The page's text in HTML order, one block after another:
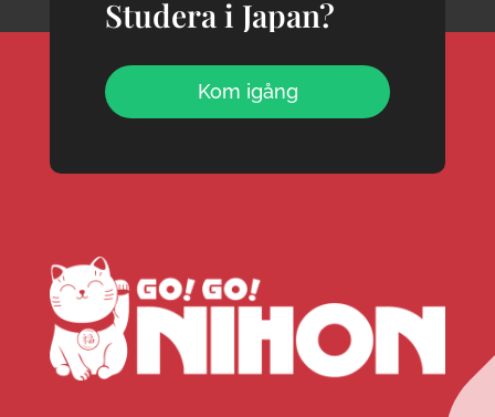
Studera i Japan?
Kom igång